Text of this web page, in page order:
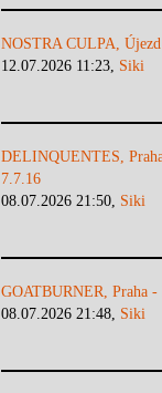
NOSTRA CULPA,
12.07.2026 11:23, Siki
DELINQUENTES,
7.7.16
08.07.2026 21:50, Siki
GOATBURNER, Praha
08.07.2026 21:48, Siki